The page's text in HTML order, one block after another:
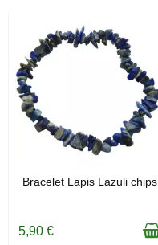
EN STOCK
Bracelet Lapis Lazuli chips
5,90 €